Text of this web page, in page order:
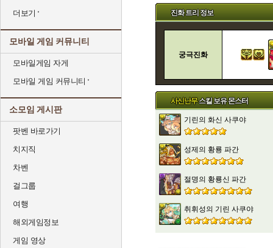
더보기
모바일 게임 커뮤니티
모바일게임 자게
모바일 게임 커뮤니티
소모임 게시판
팟벤 바로가기
치지직
차벤
걸그룹
여행
해외게임정보
게임 영상
진화 트리 정보
궁극진화
사신난무스킬 보유 몬스터
기린의 화신 사쿠야
성제의 황룡 파간
절명의 황룡신 파간
취휘성의 기린 사쿠야